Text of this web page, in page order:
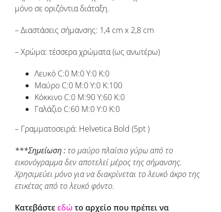
μόνο σε οριζόντια διάταξη.
– Διαστάσεις σήμανσης: 1,4 cm x 2,8 cm
– Χρώμα: τέσσερα χρώματα (ως ανωτέρω)
Λευκό C:0 M:0 Y:0 K:0
Μαύρο C:0 M:0 Y:0 K:100
Κόκκινο C:0 M:90 Y:60 K:0
Γαλάζιο C:60 M:0 Y:0 K:0
– Γραμματοσειρά: Helvetica Bold (5pt )
***Σημείωση :το μαύρο πλαίσιο γύρω από το
εικονόγραμμα δεν αποτελεί μέρος της σήμανσης.
Χρησιμεύει μόνο για να διακρίνεται το λευκό άκρο της
ετικέτας από το λευκό φόντο.
Κατεβάστεεδώτο αρχείο που πρέπει να